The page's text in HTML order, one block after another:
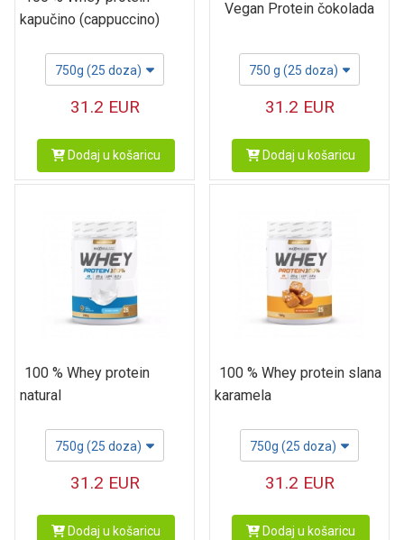
kapučino (cappuccino)
750g (25 doza)
31.2 EUR
Dodaj u košaricu
Vegan Protein čokolada
750 g (25 doza)
31.2 EUR
Dodaj u košaricu
100 % Whey protein
natural
750g (25 doza)
31.2 EUR
Dodaj u košaricu
100 % Whey protein slana
karamela
750g (25 doza)
31.2 EUR
Dodaj u košaricu